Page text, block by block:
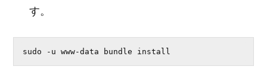
す。
sudo -u www-data bundle install